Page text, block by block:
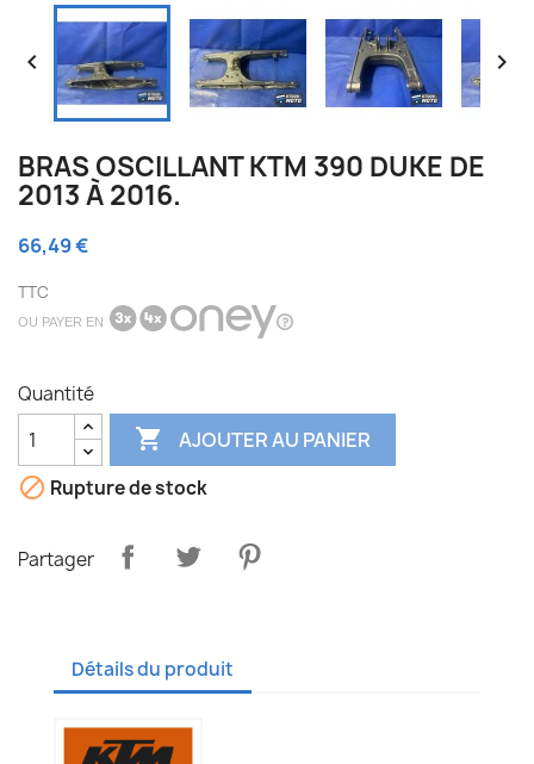
 
BRAS OSCILLANT KTM 390 DUKE DE
2013 À 2016.
66,49 €
TTC
OU PAYER EN
Quantité
 AJOUTER AU PANIER
 Rupture de stock
Partager
Détails du produit